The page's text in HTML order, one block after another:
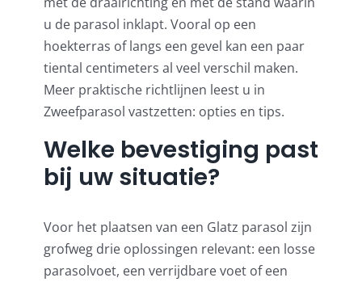
u de parasol inklapt. Vooral op een
hoekterras of langs een gevel kan een paar
tiental centimeters al veel verschil maken.
Meer praktische richtlijnen leest u in
Zweefparasol vastzetten: opties en tips.
Welke bevestiging past
bij uw situatie?
Voor het plaatsen van een Glatz parasol zijn
grofweg drie oplossingen relevant: een losse
parasolvoet, een verrijdbare voet of een